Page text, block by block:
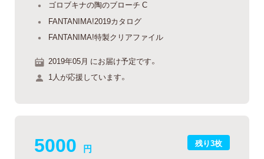
ゴロブキナの陶のブローチ C
FANTANIMA!2019カタログ
FANTANIMA!特製クリアファイル
2019年05月 にお届け予定です。
1人が応援しています。
残り3枚
5000 円